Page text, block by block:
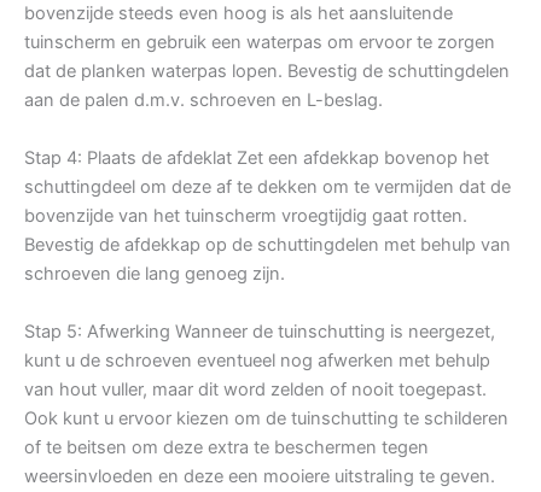
bovenzijde steeds even hoog is als het aansluitende
tuinscherm en gebruik een waterpas om ervoor te zorgen
dat de planken waterpas lopen. Bevestig de schuttingdelen
aan de palen d.m.v. schroeven en L-beslag.
Stap 4: Plaats de afdeklat Zet een afdekkap bovenop het
schuttingdeel om deze af te dekken om te vermijden dat de
bovenzijde van het tuinscherm vroegtijdig gaat rotten.
Bevestig de afdekkap op de schuttingdelen met behulp van
schroeven die lang genoeg zijn.
Stap 5: Afwerking Wanneer de tuinschutting is neergezet,
kunt u de schroeven eventueel nog afwerken met behulp
van hout vuller, maar dit word zelden of nooit toegepast.
Ook kunt u ervoor kiezen om de tuinschutting te schilderen
of te beitsen om deze extra te beschermen tegen
weersinvloeden en deze een mooiere uitstraling te geven.